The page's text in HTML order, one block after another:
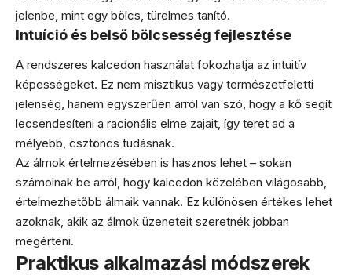
jelenbe, mint egy bölcs, türelmes tanító.
Intuíció és belső bölcsesség fejlesztése
A rendszeres kalcedon használat fokozhatja az intuitív
képességeket. Ez nem misztikus vagy természetfeletti
jelenség, hanem egyszerűen arról van szó, hogy a kő segít
lecsendesíteni a racionális elme zajait, így teret ad a
mélyebb, ösztönös tudásnak.
Az álmok értelmezésében is hasznos lehet – sokan
számolnak be arról, hogy kalcedon közelében világosabb,
értelmezhetőbb álmaik vannak. Ez különösen értékes lehet
azoknak, akik az álmok üzeneteit szeretnék jobban
megérteni.
Praktikus alkalmazási módszerek